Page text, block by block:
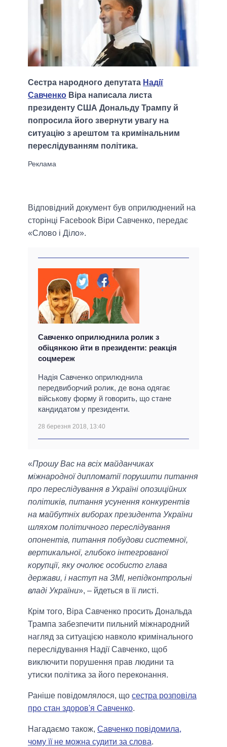
Сестра народного депутата Надії
Савченко Віра написала листа
президенту США Дональду Трампу й
попросила його звернути увагу на
ситуацію з арештом та кримінальним
переслідуванням політика.
Відповідний документ був оприлюднений на
сторінці Facebook Віри Савченко, передає
«Слово і Діло».
Савченко оприлюднила ролик з
обіцянкою йти в президенти: реакція
соцмереж
Надія Савченко оприлюднила
передвиборчий ролик, де вона одягає
військову форму й говорить, що стане
кандидатом у президенти.
28 березня 2018, 13:40
«Прошу Вас на всіх майданчиках
міжнародної дипломатії порушити питання
про переслідування в Україні опозиційних
політиків, питання усунення конкурентів
на майбутніх виборах президента України
шляхом політичного переслідування
опонентів, питання побудови системної,
вертикальної, глибоко інтегрованої
корупції, яку очолює особисто глава
держави, і наступ на ЗМІ, непідконтрольні
владі України», – йдеться в її листі.
Крім того, Віра Савченко просить Дональда
Трампа забезпечити пильний міжнародний
нагляд за ситуацією навколо кримінального
переслідування Надії Савченко, щоб
виключити порушення прав людини та
утиски політика за його переконання.
Раніше повідомлялося, що сестра розповіла
про стан здоров'я Савченко.
Нагадаємо також, Савченко повідомила,
чому її не можна судити за слова.